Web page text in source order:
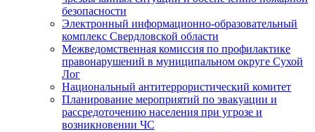
безопасности
Электронный информационно-образовательный
комплекс Cвердловской области
Межведомственная комиссия по профилактике
правонарушений в муниципальном округе Сухой
Лог
Национальный антитеррористический комитет
Планирование мероприятий по эвакуации и
рассредоточению населения при угрозе и
возникновении ЧС